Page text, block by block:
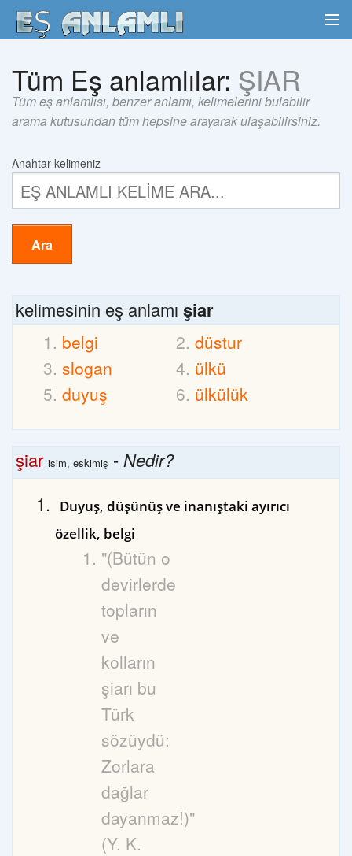
Tüm Eş anlamlılar: ŞIAR
Tüm eş anlamlısı, benzer anlamı, kelimelerini bulabilir
arama kutusundan tüm hepsine arayarak ulaşabilirsiniz.
Anahtar kelimeniz
Ara
kelimesinin eş anlamı şiar
belgi
düstur
slogan
ülkü
duyuş
ülkülük
şiar isim, eskimiş -Nedir?
Duyuş, düşünüş ve inanıştaki ayırıcı
özellik, belgi
"(Bütün o
devirlerde
topların
ve
kolların
şiarı bu
Türk
sözüydü:
Zorlara
dağlar
dayanmaz!)"
(Y. K.